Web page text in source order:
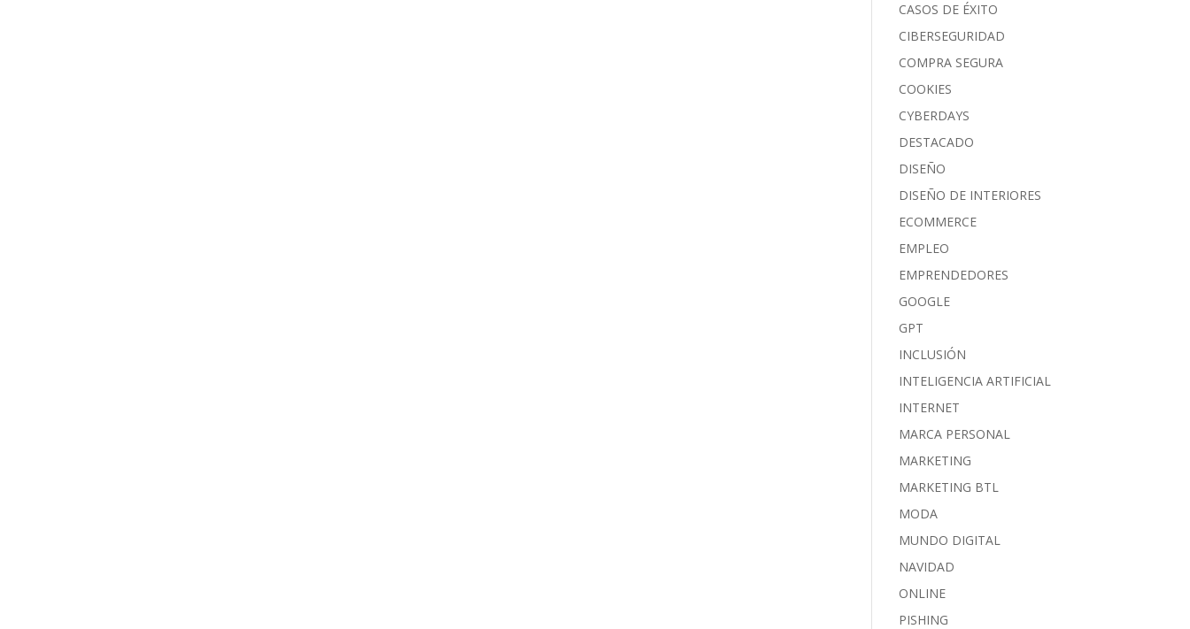
CASOS DE ÉXITO
CIBERSEGURIDAD
COMPRA SEGURA
COOKIES
CYBERDAYS
DESTACADO
DISEÑO
DISEÑO DE INTERIORES
ECOMMERCE
EMPLEO
EMPRENDEDORES
GOOGLE
GPT
INCLUSIÓN
INTELIGENCIA ARTIFICIAL
INTERNET
MARCA PERSONAL
MARKETING
MARKETING BTL
MODA
MUNDO DIGITAL
NAVIDAD
ONLINE
PISHING